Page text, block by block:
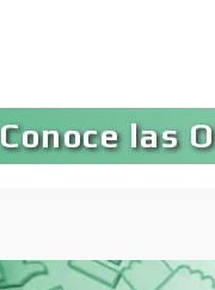
Bancos
Bordados y
Conoce las